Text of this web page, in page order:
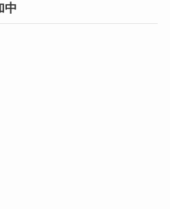
中